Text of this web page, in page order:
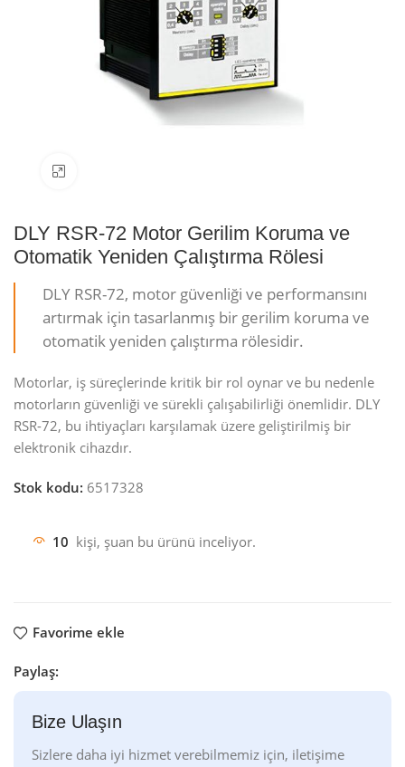
DLY RSR-72 Motor Gerilim Koruma ve
Otomatik Yeniden Çalıştırma Rölesi
DLY RSR-72, motor güvenliği ve performansını
artırmak için tasarlanmış bir gerilim koruma ve
otomatik yeniden çalıştırma rölesidir.
Motorlar, iş süreçlerinde kritik bir rol oynar ve bu nedenle
motorların güvenliği ve sürekli çalışabilirliği önemlidir. DLY
RSR-72, bu ihtiyaçları karşılamak üzere geliştirilmiş bir
elektronik cihazdır.
Stok kodu: 6517328
10 kişi, şuan bu ürünü inceliyor.
Favorime ekle
Paylaş:
Bize Ulaşın
Sizlere daha iyi hizmet verebilmemiz için, iletişime